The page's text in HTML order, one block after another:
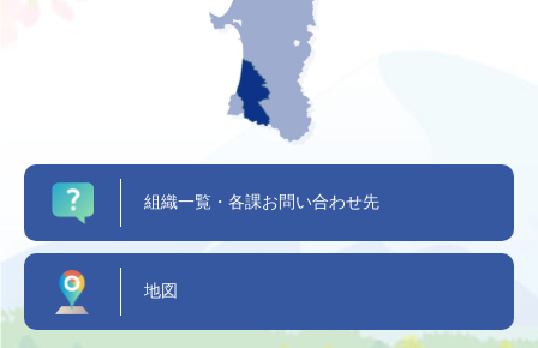
組織一覧・各課お問い合わせ先
地図